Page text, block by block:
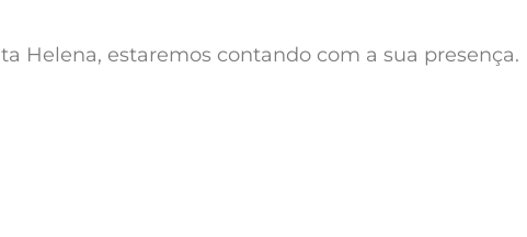
Helena, estaremos contando com a sua presença.